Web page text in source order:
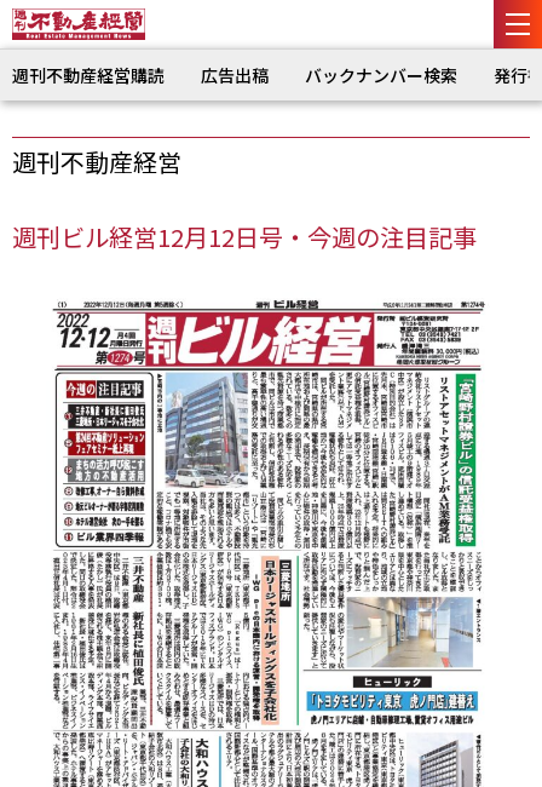
週刊不動産経営購読 広告出稿 バックナンバー検索 発行
週刊不動産経営
週刊ビル経営12月12日号・今週の注目記事